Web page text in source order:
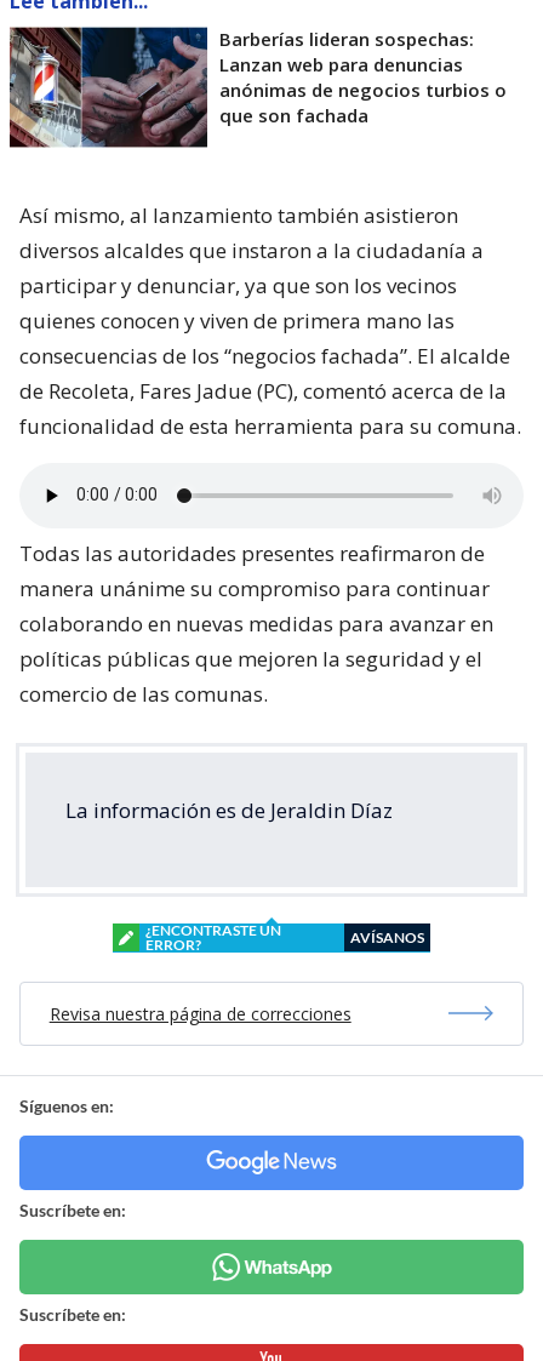
Barberías lideran sospechas:
Lanzan web para denuncias
anónimas de negocios turbios o
que son fachada
Así mismo, al lanzamiento también asistieron
diversos alcaldes que instaron a la ciudadanía a
participar y denunciar, ya que son los vecinos
quienes conocen y viven de primera mano las
consecuencias de los “negocios fachada”. El alcalde
de Recoleta, Fares Jadue (PC), comentó acerca de la
funcionalidad de esta herramienta para su comuna.
Todas las autoridades presentes reafirmaron de
manera unánime su compromiso para continuar
colaborando en nuevas medidas para avanzar en
políticas públicas que mejoren la seguridad y el
comercio de las comunas.
La información es de Jeraldin Díaz
¿ENCONTRASTE UN
ERROR?
AVÍSANOS
Revisa nuestra página de correcciones
Síguenos en:
Suscríbete en:
Suscríbete en: